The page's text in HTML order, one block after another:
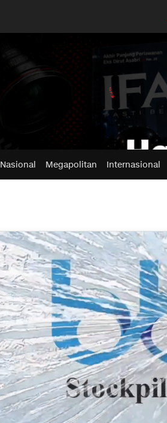
Nasional Megapolitan Internasional